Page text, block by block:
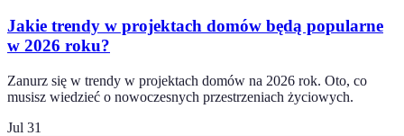
Jakie trendy w projektach domów będą popularne
w 2026 roku?
Zanurz się w trendy w projektach domów na 2026 rok. Oto, co
musisz wiedzieć o nowoczesnych przestrzeniach życiowych.
Jul 31